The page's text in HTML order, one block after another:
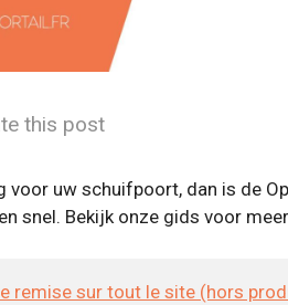
this post
uw schuifpoort, dan is de
snel. Bekijk onze gids voor
remise sur tout le site (hors